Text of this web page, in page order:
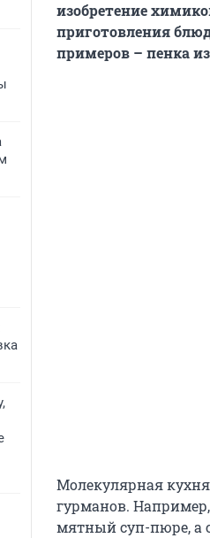
изобретение
приготовления
примеров – пенка
Молекулярная
гурманов.
мятный суп-пюре, а